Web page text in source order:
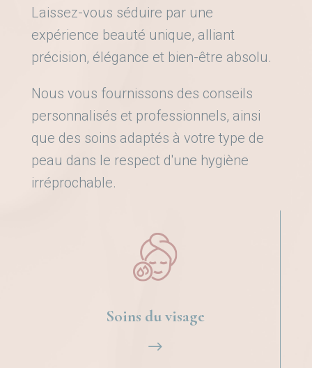
Laissez-vous séduire par une
expérience beauté unique, alliant
précision, élégance et bien-être absolu.
Nous vous fournissons des conseils
personnalisés et professionnels, ainsi
que des soins adaptés à votre type de
peau dans le respect d'une hygiène
irréprochable.
Soins du visage
$